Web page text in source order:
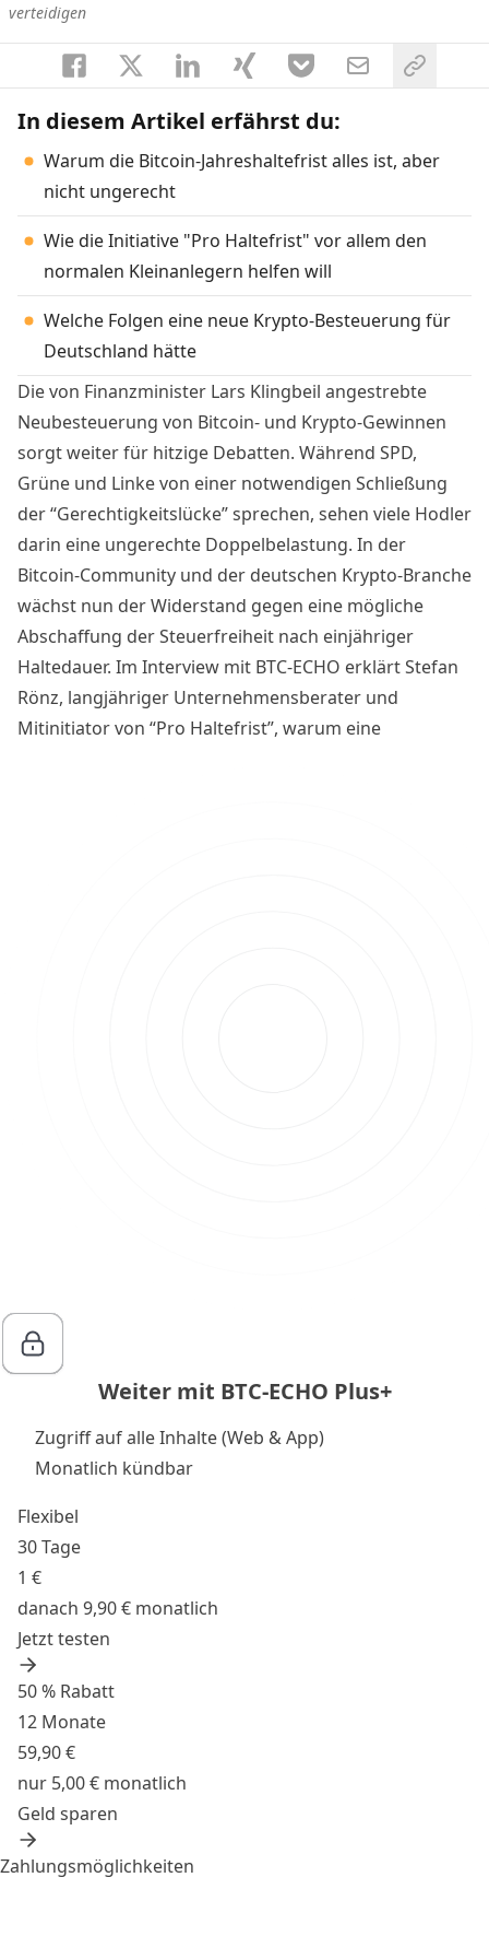
verteidigen
In diesem Artikel erfährst du:
Warum die Bitcoin-Jahreshaltefrist alles ist, aber
nicht ungerecht
Wie die Initiative "Pro Haltefrist" vor allem den
normalen Kleinanlegern helfen will
Welche Folgen eine neue Krypto-Besteuerung für
Deutschland hätte
Die von Finanzminister Lars Klingbeil angestrebte
Neubesteuerung von Bitcoin- und Krypto-Gewinnen
sorgt weiter für hitzige Debatten. Während SPD,
Grüne und Linke von einer notwendigen Schließung
der “Gerechtigkeitslücke” sprechen, sehen viele Hodler
darin eine ungerechte Doppelbelastung. In der
Bitcoin-Community und der deutschen Krypto-Branche
wächst nun der Widerstand gegen eine mögliche
Abschaffung der Steuerfreiheit nach einjähriger
Haltedauer. Im Interview mit BTC-ECHO erklärt Stefan
Rönz, langjähriger Unternehmensberater und
Mitinitiator von “Pro Haltefrist”, warum eine
Weiter mit BTC-ECHO Plus+
Zugriff auf alle Inhalte (Web & App)
Monatlich kündbar
Flexibel
30 Tage
1 €
danach 9,90 € monatlich
Jetzt testen
50 % Rabatt
12 Monate
59,90 €
nur 5,00 € monatlich
Geld sparen
Zahlungsmöglichkeiten